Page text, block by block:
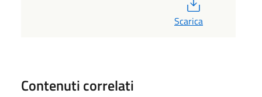
Scarica
Contenuti correlati